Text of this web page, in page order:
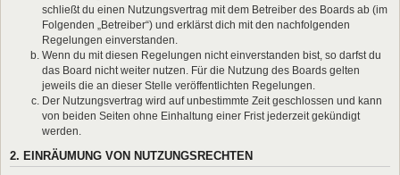
schließt du einen Nutzungsvertrag mit dem Betreiber des Boards ab (im
Folgenden „Betreiber“) und erklärst dich mit den nachfolgenden
Regelungen einverstanden.
Wenn du mit diesen Regelungen nicht einverstanden bist, so darfst du
das Board nicht weiter nutzen. Für die Nutzung des Boards gelten
jeweils die an dieser Stelle veröffentlichten Regelungen.
Der Nutzungsvertrag wird auf unbestimmte Zeit geschlossen und kann
von beiden Seiten ohne Einhaltung einer Frist jederzeit gekündigt
werden.
2. EINRÄUMUNG VON NUTZUNGSRECHTEN